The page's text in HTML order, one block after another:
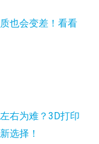
也会变差！看看
右为难？3D打印
选择！